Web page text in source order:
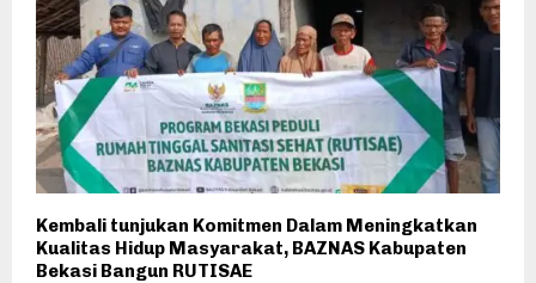
Kembali tunjukan Komitmen Dalam Meningkatkan
Kualitas Hidup Masyarakat, BAZNAS Kabupaten
Bekasi Bangun RUTISAE